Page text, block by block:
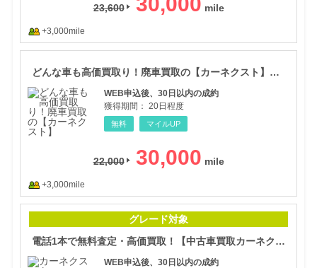
23,600
+3,000mile
どんな車も高価買取り！廃車買取の【カーネクスト】申し込み促進
WEB申込後、30日以内の成約
獲得期間： 20日程度
無料 マイルUP
22,000 30,000
+3,000mile
グレード対象
電話1本で無料査定・高価買取！【中古車買取カーネクスト】
WEB申込後、30日以内の成約